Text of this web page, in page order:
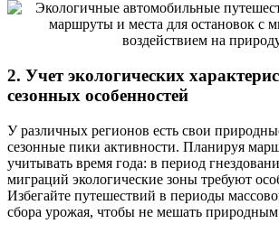
2. Учет экологических
сезонных особенностей
У различных регионов есть свои
сезонные пики активности. Планируя
учитывать время года: в период
миграций экологические зоны требуют
Избегайте путешествий в периоды
сбора урожая, чтобы не мешать